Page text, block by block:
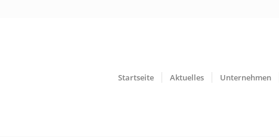
Startseite Aktuelles Unternehmen